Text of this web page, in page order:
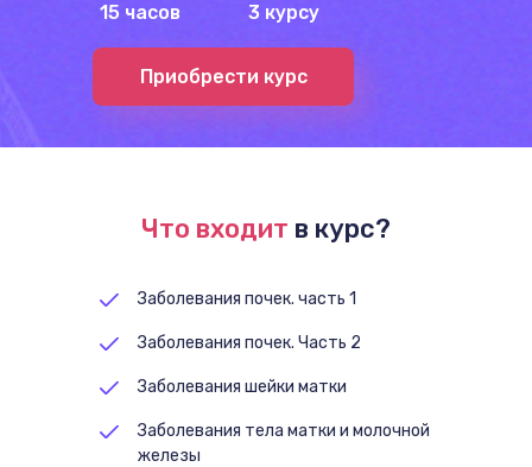
15 часов 3 курсу
Приобрести курс
Что входит в курс?
Заболевания почек. часть 1
Заболевания почек. Часть 2
Заболевания шейки матки
Заболевания тела матки и молочной
железы